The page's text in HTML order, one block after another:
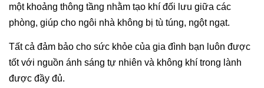
một khoảng thông tầng nhằm tạo khí đối lưu giữa các
phòng, giúp cho ngôi nhà không bị tù túng, ngột ngạt.
Tất cả đảm bảo cho sức khỏe của gia đình bạn luôn được
tốt với nguồn ánh sáng tự nhiên và không khí trong lành
được đầy đủ.